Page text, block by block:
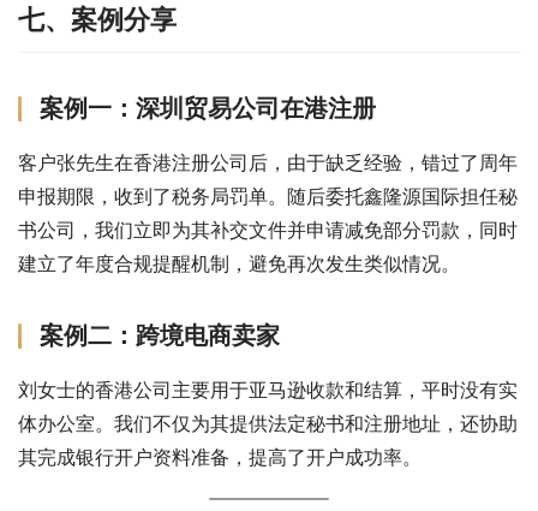
七、案例分享
案例一：深圳贸易公司在港注册
客户张先生在香港注册公司后，由于缺乏经验，错过了周年
申报期限，收到了税务局罚单。随后委托鑫隆源国际担任秘
书公司，我们立即为其补交文件并申请减免部分罚款，同时
建立了年度合规提醒机制，避免再次发生类似情况。
案例二：跨境电商卖家
刘女士的香港公司主要用于亚马逊收款和结算，平时没有实
体办公室。我们不仅为其提供法定秘书和注册地址，还协助
其完成银行开户资料准备，提高了开户成功率。